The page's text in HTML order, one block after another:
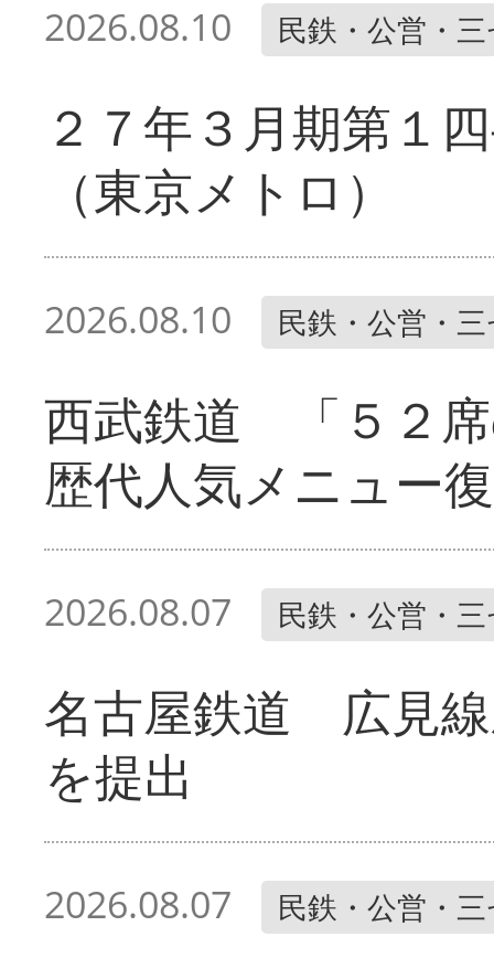
2026.08.10 民鉄・公営・
２７年３月期第１
（東京メトロ）
2026.08.10 民鉄・公営・
西武鉄道 「５２
歴代人気メニュー
2026.08.07 民鉄・公営・
名古屋鉄道 広見
を提出
2026.08.07 民鉄・公営・